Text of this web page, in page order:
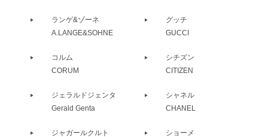
ランゲ&ゾーネ
A.LANGE&SOHNE
グッチ
GUCCI
コルム
CORUM
シチズン
CITIZEN
ジェラルドジェンタ
Gerald Genta
シャネル
CHANEL
ジャガールクルト
ショーメ